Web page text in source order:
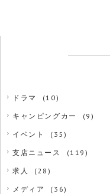
ドラマ (10)
キャンピングカー (9)
イベント (35)
支店ニュース (119)
求人 (28)
メディア (36)